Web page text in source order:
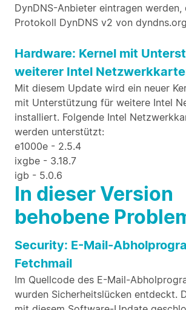
DynDNS-Anbieter eintragen werden,
Protokoll DynDNS v2 von
Hardware: Kernel mit
weiterer Intel
Mit diesem Update wird ein neuer
mit Unterstützung für weitere Intel
installiert. Folgende Intel
werden unterstützt:
e1000e - 2.5.4
ixgbe - 3.18.7
igb - 5.0.6
In dieser Version
behobene
Security: E-Mail-
Fetchmail
Im Quellcode des E-Mail-
wurden Sicherheitslücken entdeckt.